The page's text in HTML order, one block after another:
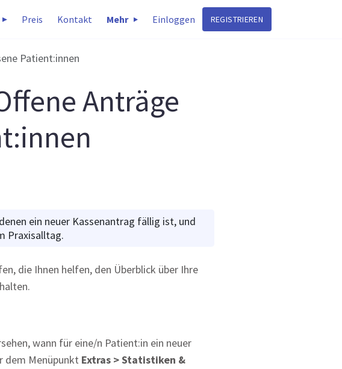
Preis Kontakt Mehr Einloggen REGISTRIEREN
Patient:innen
Anträge
ein neuer Kassenantrag fällig ist, und
Praxisalltag.
die Ihnen helfen, den Überblick über Ihre
wann für eine/n Patient:in ein neuer
dem Menüpunkt Extras > Statistiken &